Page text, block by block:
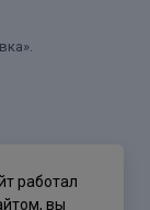
работал
вы